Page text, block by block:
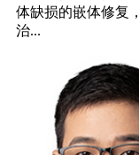
体缺损的嵌体修复
治...